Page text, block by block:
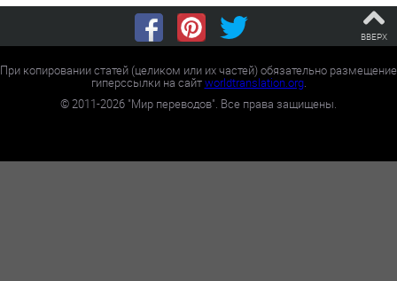
ВВЕРХ
При копировании статей (целиком или их частей) обязательно размещение
гиперссылки на сайтworldtranslation.org.
©2011-2026 "Мир переводов". Все права защищены.